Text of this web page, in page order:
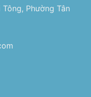
Phường Tân